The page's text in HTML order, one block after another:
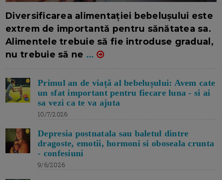
Diversificarea alimentației bebelușului este
extrem de importantă pentru sănătatea sa.
Alimentele trebuie să fie introduse gradual,
nu trebuie să ne ...
Primul an de viață al bebelușului: Avem cate
un sfat important pentru fiecare luna - si ai
sa vezi ca te va ajuta
10/7/2026
Depresia postnatala sau baletul dintre
dragoste, emotii, hormoni si oboseala crunta
- confesiuni
9/6/2026